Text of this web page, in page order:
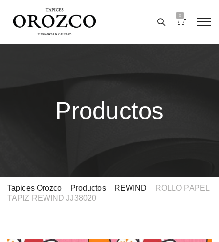
0
Productos
Tapices Orozco Productos> REWIND
ROLLO PAPEL
TAPIZ REWIND JJ38020